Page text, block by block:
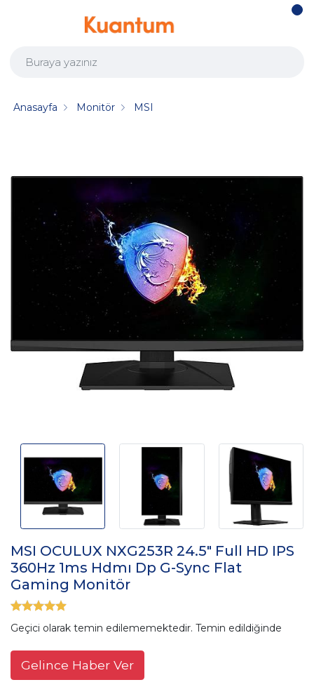
Anasayfa Monitör MSI
MSI OCULUX NXG253R 24.5" Full HD IPS
360Hz 1ms Hdmı Dp G-Sync Flat
Gaming Monitör
Geçici olarak temin edilememektedir. Temin edildiğinde
Gelince Haber Ver